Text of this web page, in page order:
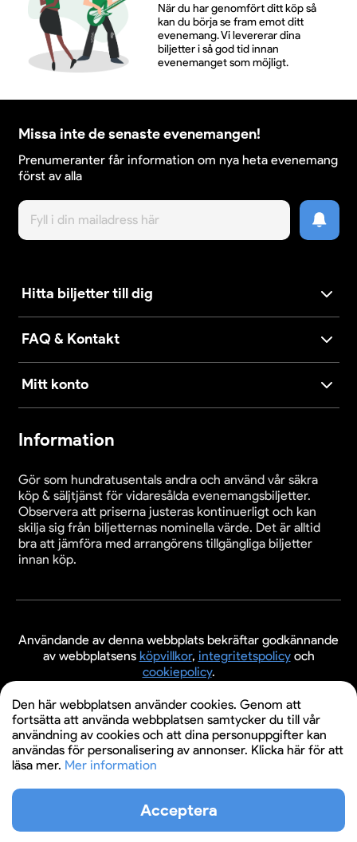
När du har genomfört ditt köp så
kan du börja se fram emot ditt
evenemang. Vi levererar dina
biljetter i så god tid innan
evenemanget som möjligt.
Missa inte de senaste evenemangen!
Prenumeranter får information om nya heta evenemang
först av alla
Hitta biljetter till dig
FAQ & Kontakt
Mitt konto
Information
Gör som hundratusentals andra och använd vår säkra
köp & säljtjänst för vidaresålda evenemangsbiljetter.
Observera att priserna justeras kontinuerligt och kan
skilja sig från biljetternas nominella värde. Det är alltid
bra att jämföra med arrangörens tillgängliga biljetter
innan köp.
Användande av denna webbplats bekräftar godkännande
av webbplatsens köpvillkor, integritetspolicyoch
cookiepolicy.
© 2026 Evenemangsbiljetter.se
Den här webbplatsen använder cookies. Genom att
fortsätta att använda webbplatsen samtycker du till vår
användning av cookies och att dina personuppgifter kan
användas för personalisering av annonser. Klicka här för att
läsa mer. Mer information
Acceptera